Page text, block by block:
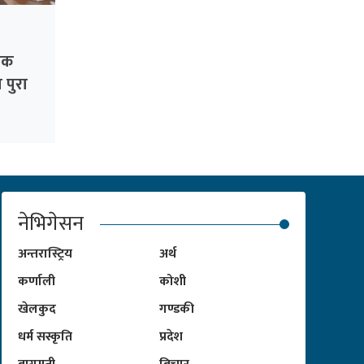
पुरा
नेभिगेसन
अन्तरास्ट्रिय
अर्थ
कर्णाली
कोशी
खेलकुद
गण्डकी
धर्म सस्कृति
प्रदेश